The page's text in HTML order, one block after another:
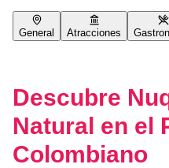
General Atracciones
Descubre
Natural en el
Colombiano